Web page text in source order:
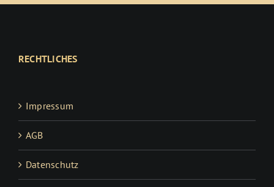
RECHTLICHES
Impressum
AGB
Datenschutz